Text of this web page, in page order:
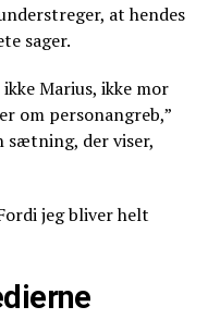
at hendes
sager.
Marius, ikke mor
om personangreb,”
der viser,
jeg bliver helt